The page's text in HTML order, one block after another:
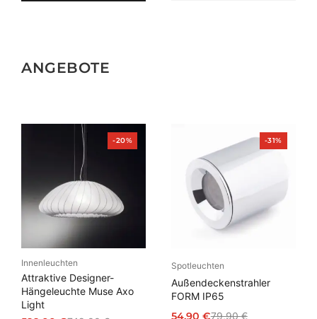
ANGEBOTE
-20%Produkt
im
Innenleuchten
Attraktive Designer-
Hängeleuchte Muse Axo
Light
-31%Produkt
im
Spotleuchten
Außendeckenstrahler
FORM IP65
79,90€
54,90 €